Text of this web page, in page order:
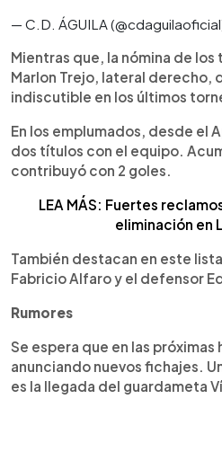
— C.D. ÁGUILA
Mientras que, la nómina de
Marlon Trejo, lateral derecho,
indiscutible en los últimos
En los emplumados, desde el
dos títulos con el equipo.
contribuyó con 2 goles.
LEA MÁS: Fuertes
eliminación en
También destacan en este
Fabricio Alfaro y el defensor
Rumores
Se espera que en las próximas
anunciando nuevos fichajes.
es la llegada del guardameta